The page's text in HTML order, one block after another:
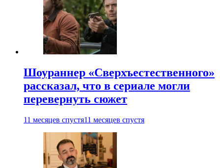
Шоураннер «Сверхъестественного»
рассказал, что в сериале могли
перевернуть сюжет
11 месяцев спустя11 месяцев спустя